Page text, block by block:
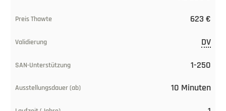
Laufzeit
623 €
DV
1-250
10 Minuten